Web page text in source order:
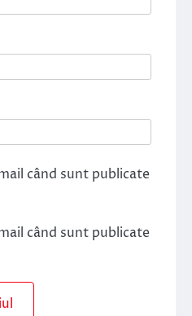
când sunt publicate
când sunt publicate